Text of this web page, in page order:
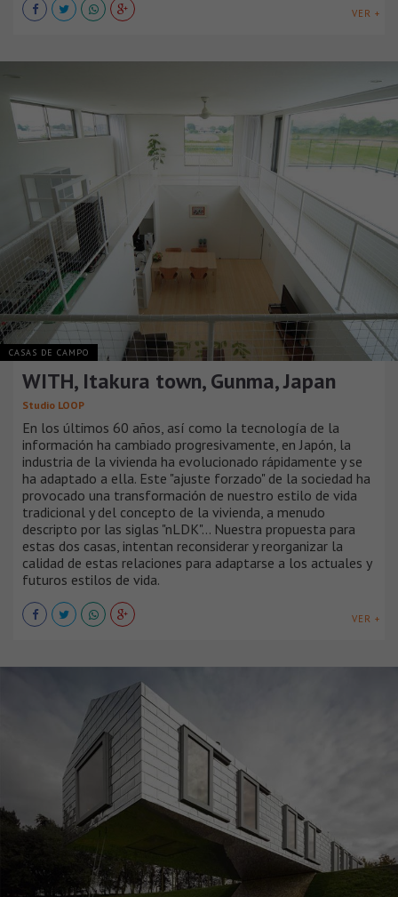
VER +
CASAS DE CAMPO
WITH, Itakura town, Gunma, Japan
Studio LOOP
En los últimos 60 años, así como la tecnología de la
información ha cambiado progresivamente, en Japón, la
industria de la vivienda ha evolucionado rápidamente y se
ha adaptado a ella. Este "ajuste forzado" de la sociedad ha
provocado una transformación de nuestro estilo de vida
tradicional y del concepto de la vivienda, a menudo
descripto por las siglas "nLDK"... Nuestra propuesta para
estas dos casas, intentan reconsiderar y reorganizar la
calidad de estas relaciones para adaptarse a los actuales y
futuros estilos de vida.
VER +